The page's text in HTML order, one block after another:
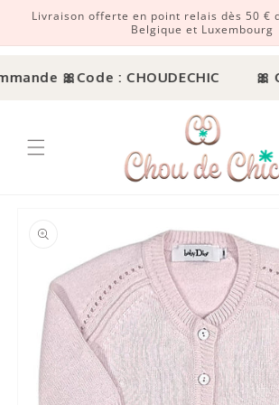
et passer au contenu
Livraison offerte en point relais dès 50 €
Belgique et Luxembourg
🎀 Code : CHOUDECHIC 🎀
informations produits